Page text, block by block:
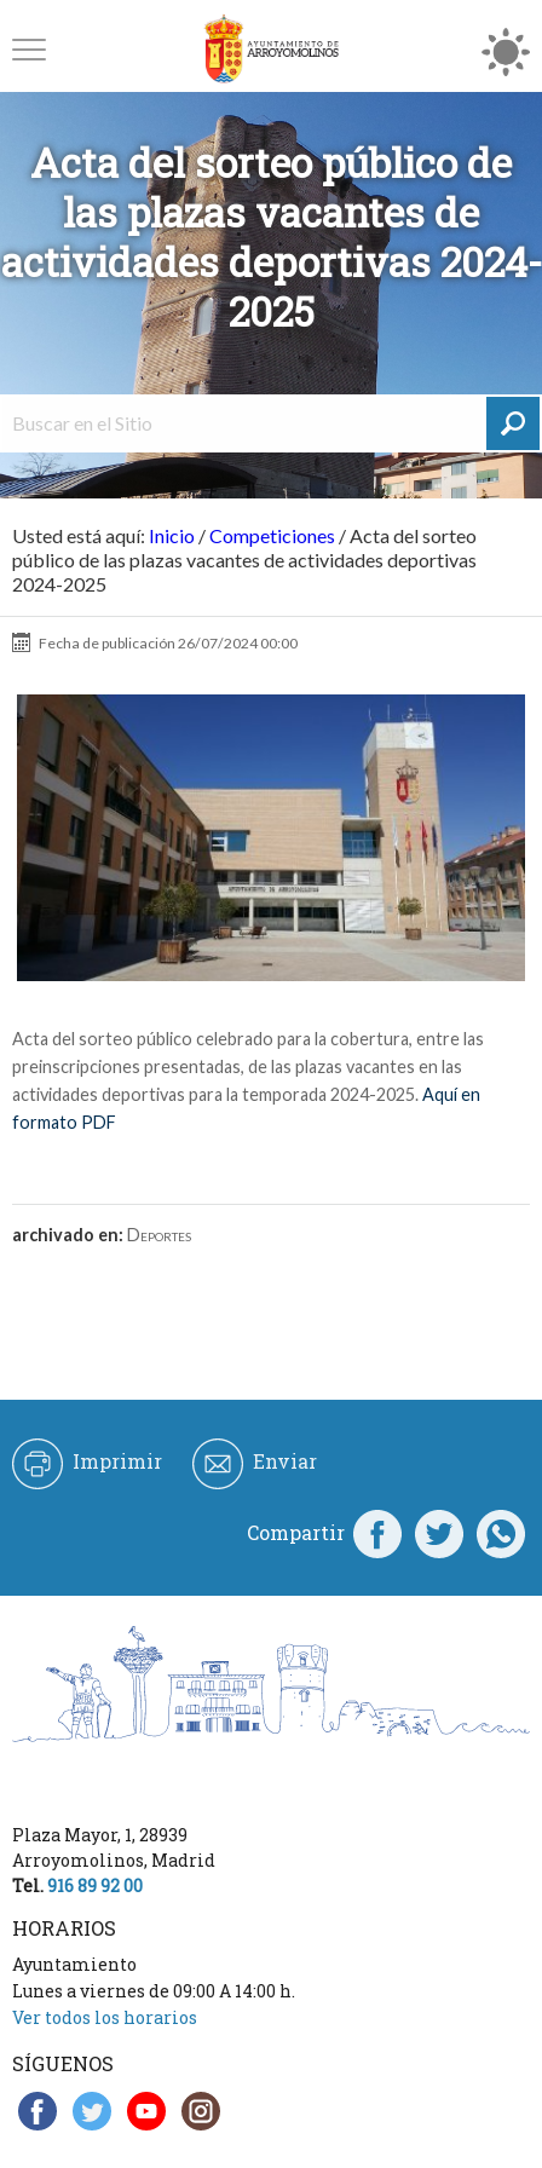
Acta del sorteo público de
las plazas vacantes de
actividades deportivas 2024-
2025
Usted está aquí: Inicio /Competiciones /Acta del sorteo
público de las plazas vacantes de actividades deportivas
2024-2025
Fecha de publicación 26/07/2024 00:00
Acta del sorteo público celebrado para la cobertura, entre las
preinscripciones presentadas, de las plazas vacantes en las
actividades deportivas para la temporada 2024-2025.Aquí en
formato PDF
archivado en: Deportes
Imprimir Enviar
Compartir
Plaza Mayor, 1, 28939
Arroyomolinos, Madrid
Tel.916 89 92 00
HORARIOS
Ayuntamiento
Lunes a viernes de 09:00 A 14:00 h.
Ver todos los horarios
SÍGUENOS